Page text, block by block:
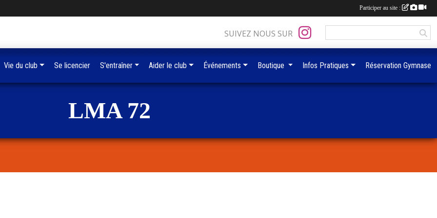
LMA 72
SUIVEZ NOUS SUR
Vie du club Se licencier S'entraîner Aider le club Événements Boutique Infos Pratiques Réservation Gymnase
Participer au site :